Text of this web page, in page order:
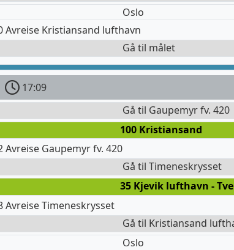
Oslo
Avreise Kristiansand lufthavn
Gå til målet
17:09
Gå til Gaupemyr fv. 420
100 Kristiansand
Avreise Gaupemyr fv. 420
Gå til Timeneskrysset
35 Kjevik lufthavn -
Avreise Timeneskrysset
Gå til Kristiansand
Oslo